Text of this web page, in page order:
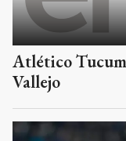
Atlético
Vallejo